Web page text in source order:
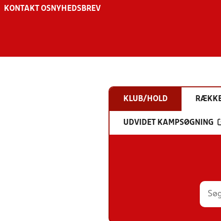
KONTAKT OS NYHEDSBREV
KLUB/HOLD
UDVIDET KAMPSØGNING